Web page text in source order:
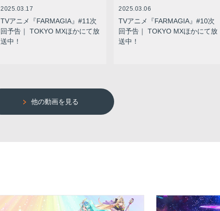
2025.03.17
TVアニメ『FARMAGIA』#11次
回予告｜ TOKYO MXほかにて放
送中！
2025.03.06
TVアニメ『FARMAGIA』#10次
回予告｜ TOKYO MXほかにて放
送中！
他の動画を見る